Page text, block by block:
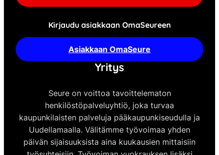
Kirjaudu asiakkaan OmaSeureen
Asiakkaan OmaSeure
Yritys
Seure on voittoa tavoittelematon
henkilöstöpalveluyhtiö, joka turvaa
kaupunkilaisten palveluja pääkaupunkiseudulla ja
Uudellamaalla. Välitämme työvoimaa yhden
päivän sijaisuuksista aina kuukausien mittaisiin